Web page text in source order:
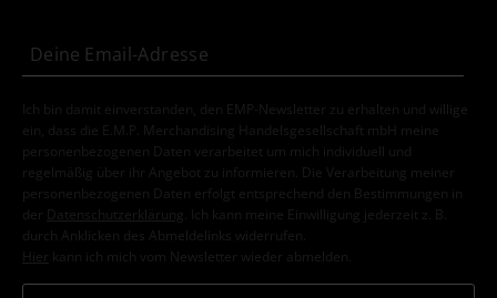
Ich bin damit einverstanden, den EMP-Newsletter zu erhalten und willige
ein, dass die E.M.P. Merchandising Handelsgesellschaft mbH meine
personenbezogenen Daten verarbeitet um mich individuell und
regelmäßig über ihr Angebot zu informieren. Die Verarbeitung meiner
personenbezogenen Daten erfolgt entsprechend den Bestimmungen in
der
Datenschutzerklärung
. Ich kann meine Einwilligung jederzeit z. B.
durch Anklicken des Abmeldelinks widerrufen.
Hier kann ich mich vom Newsletter wieder abmelden.